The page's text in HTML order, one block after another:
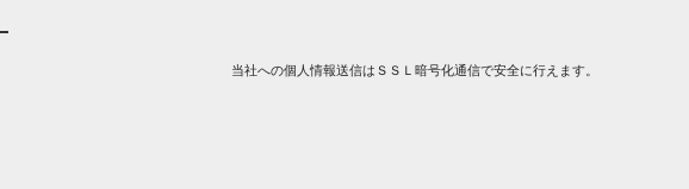
当社への個人情報送信はＳＳＬ暗号化通信で安全に行えます。